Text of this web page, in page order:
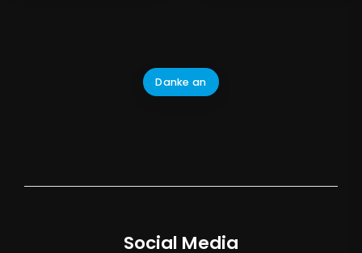
Danke an
Social Media